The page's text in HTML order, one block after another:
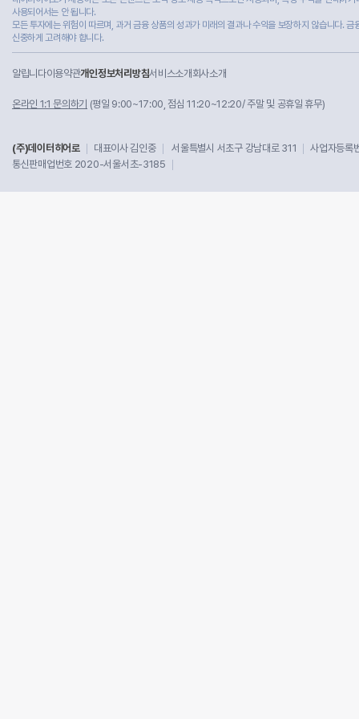
사용되어서는 안 됩니다.
모든 투자에는 위험이 따르며, 과거 금융 상품의 성과가 미래의 결과나 수익을 보장하지 않습니다.
신중하게 고려해야 합니다.
알립니다이용약관개인정보처리방침서비스소개 회사소개
온라인 1:1 문의하기 (평일 9:00~17:00, 점심 11:20~12:20/ 주말 및 공휴일 휴무)
(주)데이터히어로 대표이사 김인중 서울특별시 서초구 강남대로 311
사업자등
통신판매업번호 2020-서울서초-3185